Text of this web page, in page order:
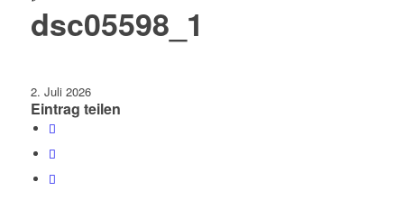
dsc05598_1
2. Juli 2026
Eintrag teilen